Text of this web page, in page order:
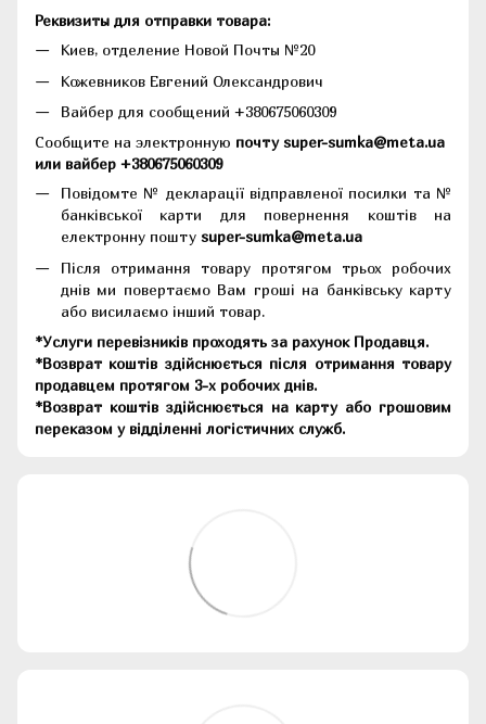
Реквизиты для отправки товара:
Киев, отделение Новой Почты №20
Кожевников Евгений Олександрович
Вайбер для сообщений +380675060309
Сообщите на электронную почту super-sumka@meta.ua
или вайбер +380675060309
Повідомте № декларації відправленої посилки та №
банківської карти для повернення коштів на
електронну пошту super-sumka@meta.ua
Після отримання товару протягом трьох робочих
днів ми повертаємо Вам гроші на банківську карту
або висилаємо інший товар.
*Услуги перевізників проходять за рахунок Продавця.
*Возврат коштів здійснюється після отримання товару
продавцем протягом 3-х робочих днів.
*Возврат коштів здійснюється на карту або грошовим
переказом у відділенні логістичних служб.